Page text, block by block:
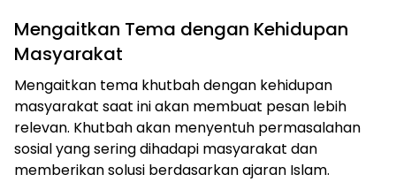
Mengaitkan Tema dengan Kehidupan
Masyarakat
Mengaitkan tema khutbah dengan kehidupan
masyarakat saat ini akan membuat pesan lebih
relevan. Khutbah akan menyentuh permasalahan
sosial yang sering dihadapi masyarakat dan
memberikan solusi berdasarkan ajaran Islam.